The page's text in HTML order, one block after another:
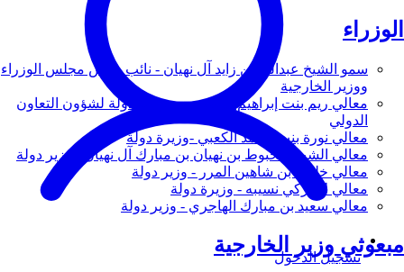
الوزراء
سمو الشيخ عبدالله بن زايد آل نهيان - نائب رئيس مجلس الوزراء
ووزير الخارجية
معالي ريم بنت إبراهيم الهاشمي - وزيرة دولة لشؤون التعاون
الدولي
معالي نورة بنت محمد الكعبي -وزيرة دولة
معالي الشيخ شخبوط بن نهيان بن مبارك آل نهيان - وزير دولة
معالي خليفة بن شاهين المرر - وزير دولة
معالي لانا زكي نسيبه - وزيرة دولة
معالي سعيد بن مبارك الهاجري - وزير دولة
مبعوثي وزير الخارجية
تسجيل الدخول